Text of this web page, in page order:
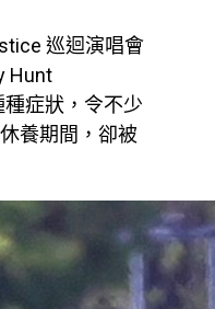
巡迴演唱會
Hunt
症狀，令不少
養期間，卻被